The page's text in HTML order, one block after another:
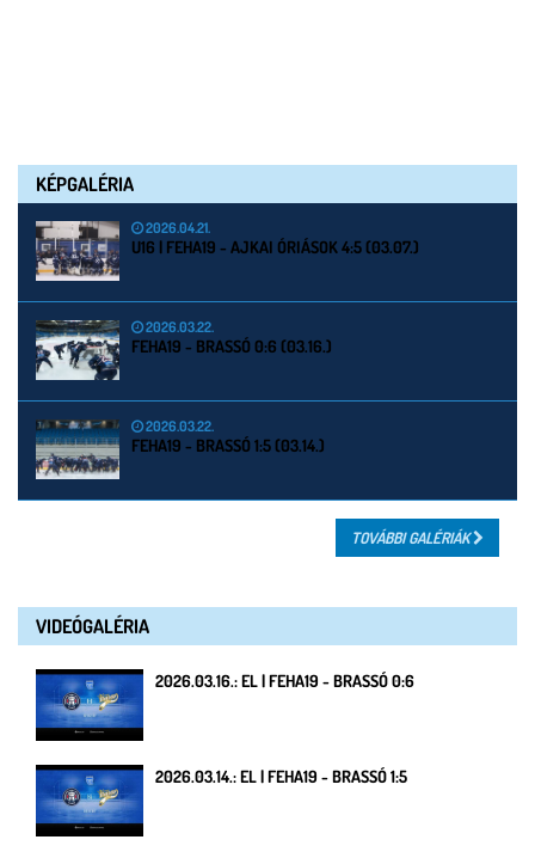
KÉPGALÉRIA
2026.04.21.
U16 | FEHA19 - AJKAI ÓRIÁSOK 4:5 (03.07.)
2026.03.22.
FEHA19 - BRASSÓ 0:6 (03.16.)
2026.03.22.
FEHA19 - BRASSÓ 1:5 (03.14.)
TOVÁBBI GALÉRIÁK
VIDEÓGALÉRIA
2026.03.16.: EL | FEHA19 - BRASSÓ 0:6
2026.03.14.: EL | FEHA19 - BRASSÓ 1:5